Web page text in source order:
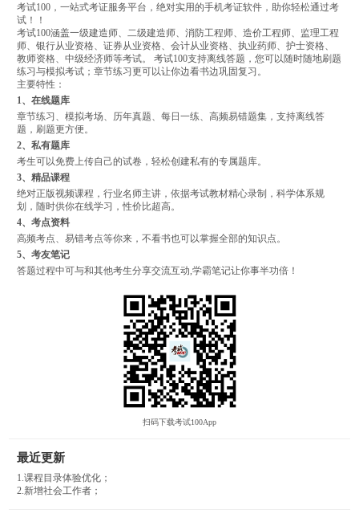
考试100，一站式考证服务平台，绝对实用的手机考证软件，助你轻松通过考
试！！
考试100涵盖一级建造师、二级建造师、消防工程师、造价工程师、监理工程
师、银行从业资格、证券从业资格、会计从业资格、执业药师、护士资格、
教师资格、中级经济师等考试。 考试100支持离线答题，您可以随时随地刷题
练习与模拟考试；章节练习更可以让你边看书边巩固复习。
主要特性：
1、在线题库
章节练习、模拟考场、历年真题、每日一练、高频易错题集，支持离线答
题，刷题更方便。
2、私有题库
考生可以免费上传自己的试卷，轻松创建私有的专属题库。
3、精品课程
绝对正版视频课程，行业名师主讲，依据考试教材精心录制，科学体系规
划，随时供你在线学习，性价比超高。
4、考点资料
高频考点、易错考点等你来，不看书也可以掌握全部的知识点。
5、考友笔记
答题过程中可与和其他考生分享交流互动,学霸笔记让你事半功倍！
扫码下载考试100App
最近更新
1.课程目录体验优化；
2.新增社会工作者；